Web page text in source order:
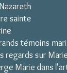
sainte
témoins
regards sur
Marie dans